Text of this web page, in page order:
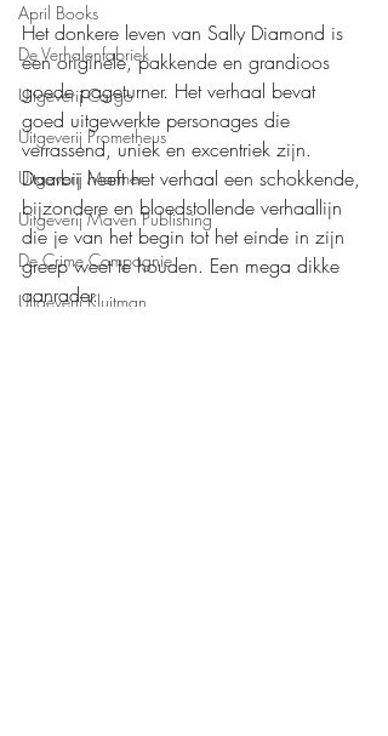
April Books
De Verhalenfabriek
Uitgeverij Cargo
Uitgeverij Prometheus
Uitgeverij Marmer
Uitgeverij Maven Publishing
De Crime Compagnie
Uitgeverij Kluitman
Het donkere leven van Sally Diamond is
een originele, pakkende en grandioos
goede pageturner. Het verhaal bevat
goed uitgewerkte personages die
verrassend, uniek en excentriek zijn.
Daarbij heeft het verhaal een schokkende,
bijzondere en bloedstollende verhaallijn
die je van het begin tot het einde in zijn
greep weet te houden. Een mega dikke
aanrader.